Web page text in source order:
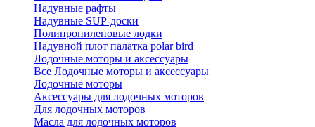
Надувные рафты
Надувные SUP-доски
Полипропиленовые лодки
Надувной плот палатка polar bird
Лодочные моторы и аксессуары
Все Лодочные моторы и аксессуары
Лодочные моторы
Аксессуары для лодочных моторов
Для лодочных моторов
Масла для лодочных моторов